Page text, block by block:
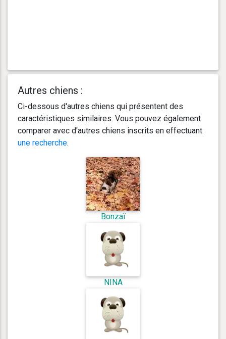
Autres chiens :
Ci-dessous d'autres chiens qui présentent des
caractéristiques similaires. Vous pouvez également
comparer avec d'autres chiens inscrits en effectuant
une recherche.
Bonzaï
NINA